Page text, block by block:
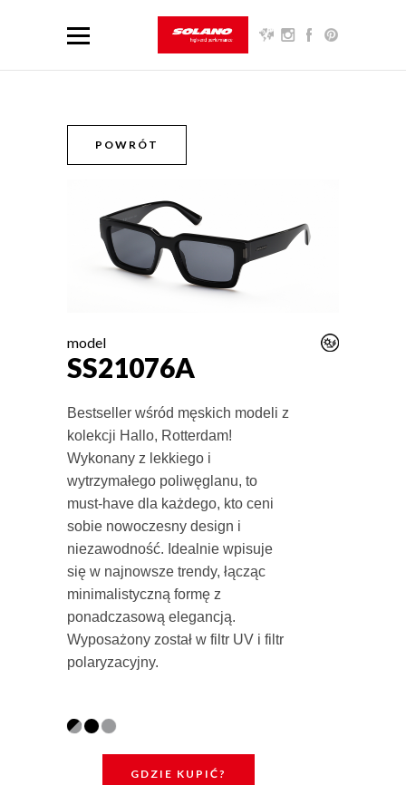
POWRÓT
model
SS21076A
Bestseller wśród męskich modeli z
kolekcji Hallo, Rotterdam!
Wykonany z lekkiego i
wytrzymałego poliwęglanu, to
must-have dla każdego, kto ceni
sobie nowoczesny design i
niezawodność. Idealnie wpisuje
się w najnowsze trendy, łącząc
minimalistyczną formę z
ponadczasową elegancją.
Wyposażony został w filtr UV i filtr
polaryzacyjny.
GDZIE KUPIĆ?